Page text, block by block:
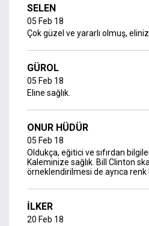
SELEN
05 Feb 18
Çok güzel ve yararlı olmuş,
GÜROL
05 Feb 18
Eline sağlık.
ONUR HÜDÜR
05 Feb 18
Oldukça, eğitici ve sıfırdan
Kaleminize sağlık. Bill Clinton
örneklendirilmesi de ayrıca renk
İLKER
20 Feb 18